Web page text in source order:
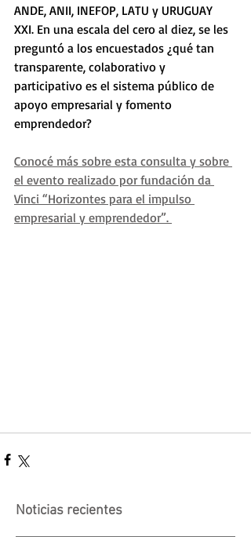
ANDE, ANII, INEFOP, LATU y URUGUAY
XXI. En una escala del cero al diez, se les
preguntó a los encuestados ¿qué tan
transparente, colaborativo y
participativo es el sistema público de
apoyo empresarial y fomento
emprendedor?
Conocé más sobre esta consulta y sobre
el evento realizado por fundación da
Vinci “Horizontes para el impulso
empresarial y emprendedor”.
Noticias recientes